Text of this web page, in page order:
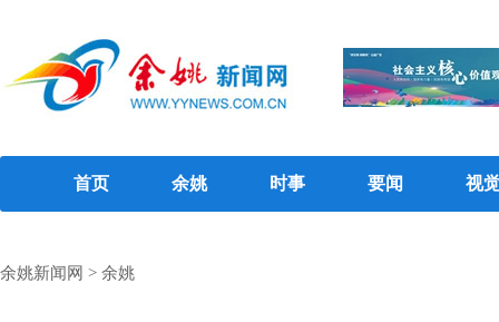
首页 余姚 时事 要闻 视
余姚新闻网 > 余姚